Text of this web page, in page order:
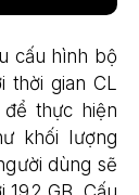
cấu hình bộ
thời gian CL
thực hiện
khối lượng
dùng sẽ